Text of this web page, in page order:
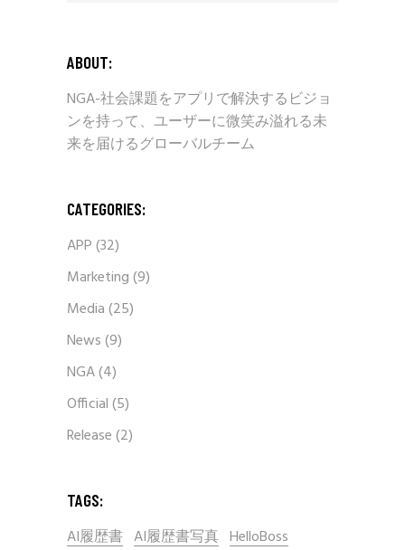
ABOUT:
NGA-社会課題をアプリで解決するビジョ
ンを持って、ユーザーに微笑み溢れる未
来を届けるグローバルチーム
CATEGORIES:
APP(32)
Marketing(9)
Media(25)
News(9)
NGA(4)
Official(5)
Release(2)
TAGS:
AI履歴書 AI履歴書写真 HelloBoss